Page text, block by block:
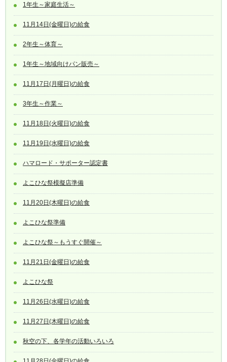
1年生～家庭生活～
11月14日(金曜日)の給食
2年生～体育～
1年生～地域向けパン販売～
11月17日(月曜日)の給食
3年生～作業～
11月18日(火曜日)の給食
11月19日(水曜日)の給食
ハマロード・サポーター認定書
よこひな祭模擬店準備
11月20日(木曜日)の給食
よこひな祭準備
よこひな祭～もうすぐ開催～
11月21日(金曜日)の給食
よこひな祭
11月26日(水曜日)の給食
11月27日(木曜日)の給食
秋空の下、各学年の活動いろいろ